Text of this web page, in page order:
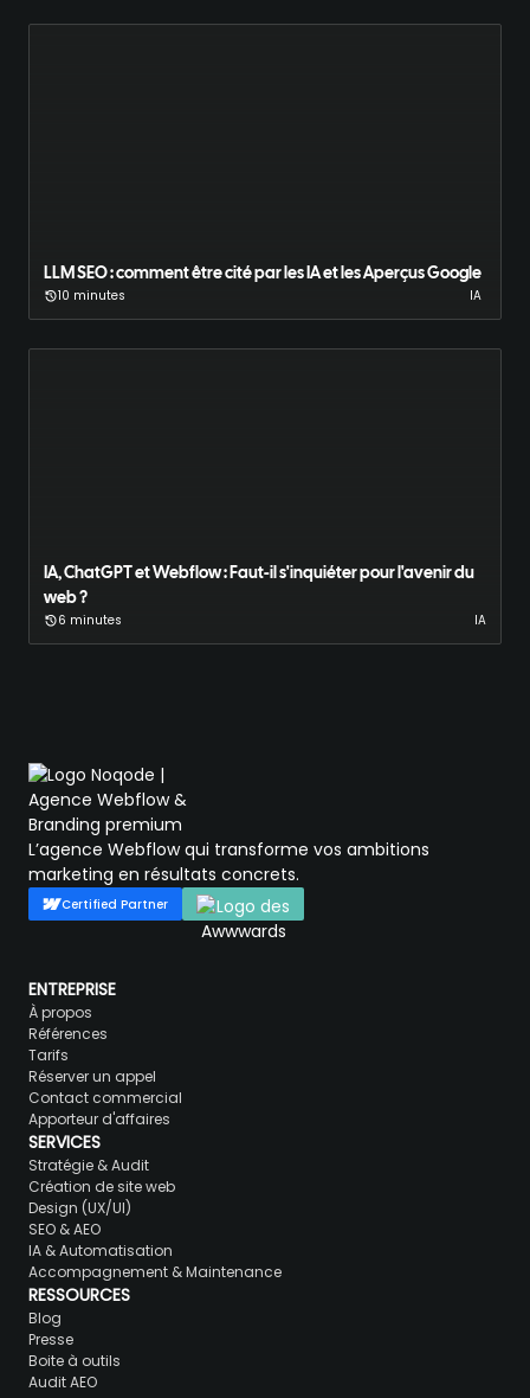
LLM SEO : comment être cité par les IA et les Aperçus Google
10 minutes IA
IA, ChatGPT et Webflow : Faut-il s'inquiéter pour l'avenir du
web ?
6 minutes IA
L’agence Webflow qui transforme vos ambitions
marketing en résultats concrets.
Certified Partner
ENTREPRISE
À propos
Références
Tarifs
Réserver un appel
Contact commercial
Apporteur d'affaires
SERVICES
Stratégie & Audit
Création de site web
Design (UX/UI)
SEO & AEO
IA & Automatisation
Accompagnement & Maintenance
RESSOURCES
Blog
Presse
Boite à outils
Audit AEO